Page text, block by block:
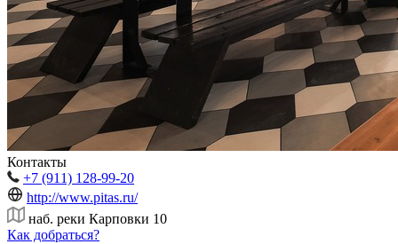
Контакты
+7 (911) 128-99-20
http://www.pitas.ru/
наб. реки Карповки 10
Как добраться?